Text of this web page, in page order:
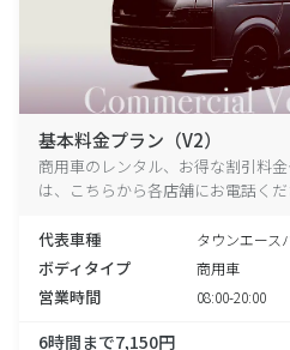
基本料金プラン（V2）
商用車のレンタル、お得な割引料
は、こちらから各店舗にお電話くだ
代表車種 タウンエース
ボディタイプ 商用車
営業時間 08:00-20:00
6時間まで7,150円